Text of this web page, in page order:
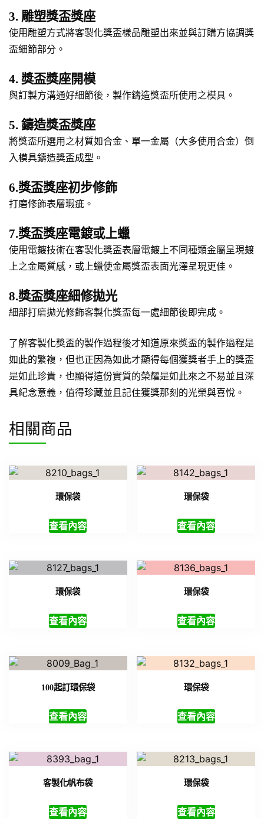
3. 雕塑獎盃獎座
使用雕塑方式將客製化獎盃樣品雕塑出來並與訂購方協調獎
盃細節部分。
4. 獎盃獎座開模
與訂製方溝通好細節後，製作鑄造獎盃所使用之模具。
5. 鑄造獎盃獎座
將獎盃所選用之材質如合金、單一金屬（大多使用合金）倒
入模具鑄造獎盃成型。
6.獎盃獎座初步修飾
打磨修飾表層瑕疵。
7.獎盃獎座電鍍或上蠟
使用電鍍技術在客製化獎盃表層電鍍上不同種類金屬呈現鍍
上之金屬質感，或上蠟使金屬獎盃表面光澤呈現更佳。
8.獎盃獎座細修拋光
細部打磨拋光修飾客製化獎盃每一處細節後即完成。
了解客製化獎盃的製作過程後才知道原來獎盃的製作過程是
如此的繁複，但也正因為如此才顯得每個獲獎者手上的獎盃
是如此珍貴，也顯得這份實質的榮耀是如此來之不易並且深
具紀念意義，值得珍藏並且記住獲獎那刻的光榮與喜悅。
相關商品
環保袋
查看內容
環保袋
查看內容
環保袋
查看內容
環保袋
查看內容
100起訂環保袋
查看內容
環保袋
查看內容
客製化帆布袋
查看內容
環保袋
查看內容